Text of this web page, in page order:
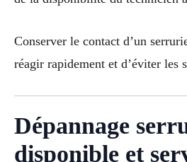
Conserver le contact d’un
réagir rapidement et d’éviter les
Dépannage
disponible et